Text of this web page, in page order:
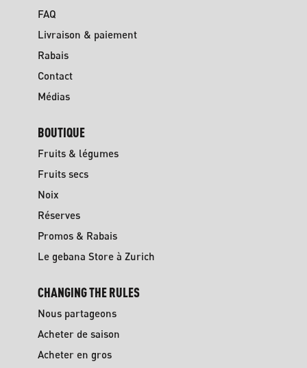
FAQ
Livraison & paiement
Rabais
Contact
Médias
BOUTIQUE
Fruits & légumes
Fruits secs
Noix
Réserves
Promos & Rabais
Le gebana Store à Zurich
CHANGING THE RULES
Nous partageons
Acheter de saison
Acheter en gros